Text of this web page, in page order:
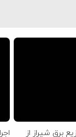
برق شیراز از